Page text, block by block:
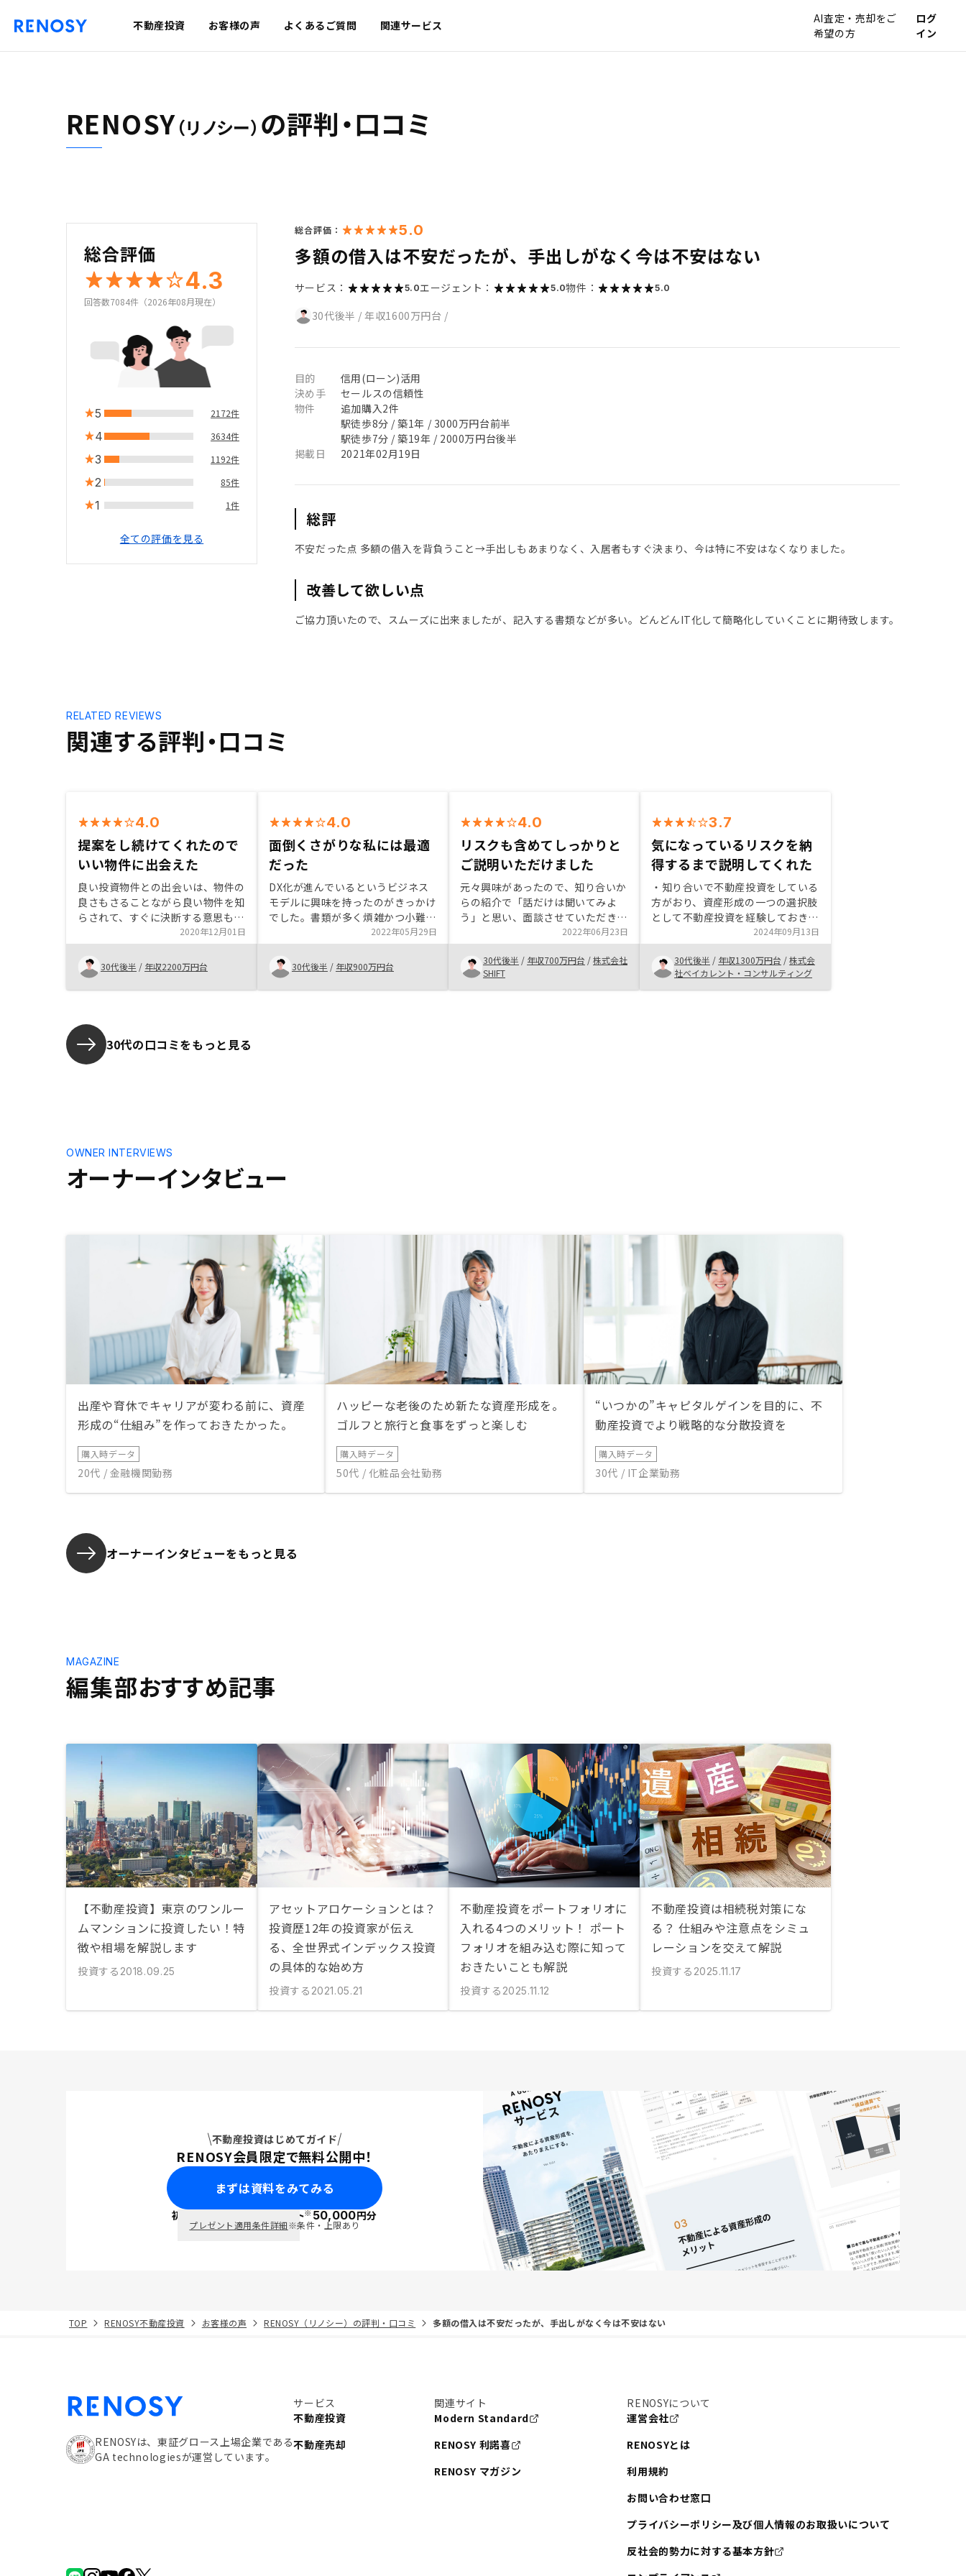
不動産投資 お客様の声 よくあるご質問 関連サービス
AI査定・売却をご
希望の方
ログ
イン
RENOSY（リノシー） の評判・口コミ
総合評価
4.3
回答数7084件（2026年08月現在）
5 2172件
4 3634件
3 1192件
2 85件
1 1件
全ての評価を見る
総合評価： 5.0
多額の借入は不安だったが、手出しがなく今は不安はない
サービス： 5.0エージェント： 5.0物件： 5.0
30代後半 /年収1600万円台 /
目的
信用(ローン)活用
決め手
セールスの信頼性
物件
追加購入2件
駅徒歩8分 / 築1年 / 3000万円台前半
駅徒歩7分 / 築19年 / 2000万円台後半
掲載日
2021年02月19日
総評
不安だった点 多額の借入を背負うこと→手出しもあまりなく、入居者もすぐ決まり、今は特に不安はなくなりました。
改善して欲しい点
ご協力頂いたので、スムーズに出来ましたが、記入する書類などが多い。どんどんIT化して簡略化していくことに期待致します。
関連する評判・口コミ
RELATED REVIEWS
4.0
提案をし続けてくれたので
いい物件に出会えた
良い投資物件との出会いは、物件の
良さもさることながら良い物件を知
らされて、すぐに決断する意思も重
要だと思う。そういう意味では、提
案をし続けてくれたセールスの方に
は感謝しています。価格の透明性が
改善の余地があると思う。幾らで仕
入れて、販売しているのかを知らせ
善するはず。妥当な価格と理解出来
れば、少なくとも自分はもっと購入
を検討できる。
2020年12月01日
30代後半 / 年収2200万円台
4.0
面倒くさがりな私には最適
だった
DX化が進んでいるというビジネス
モデルに興味を持ったのがきっかけ
でした。書類が多く煩雑かつ小難し
い不動産の取引であり、結構手続き
が面倒という印象を持っていました
が、購入から運営、そして売却まで
を一連ででき、運用もシンプルなプ
ランでわかりやすいというのが非常
ないので、もう少し運営数字が見え
2022年05月29日
30代後半 / 年収900万円台
4.0
リスクも含めてしっかりと
ご説明いただけました
元々興味があったので、知り合いか
らの紹介で「話だけは聞いてみよ
う」と思い、面談させていただきま
した。 知識不足も感じていたた
め、自分の勉強のためにもサービス
内容に興味がありました。 実際に
お話を伺ったところリスクを含め不
明点が払拭できたため購入させてい
2022年06月23日
30代後半 / 年収700万円台 /株式会社
SHIFT
3.7
気になっているリスクを納
得するまで説明してくれた
・知り合いで不動産投資をしている
方がおり、資産形成の一つの選択肢
として不動産投資を経験しておきた
かったため ・納得するまで担当者
が説明してくれたため ・購入後の
サービスに重きを置いており、アプ
リが充実していたため ・
2024年09月13日
30代後半 / 年収1300万円台 /株式会
社ベイカレント・コンサルティング
30代の口コミをもっと見る
オーナーインタビュー
OWNER INTERVIEWS
出産や育休でキャリアが変わる前に、資産
形成の“仕組み”を作っておきたかった。
購入時データ
20代 / 金融機関勤務
ハッピーな老後のため新たな資産形成を。
ゴルフと旅行と食事をずっと楽しむ
購入時データ
50代 / 化粧品会社勤務
“いつかの”キャピタルゲインを目的に、不
動産投資でより戦略的な分散投資を
購入時データ
30代 / IT企業勤務
オーナーインタビューをもっと見る
編集部おすすめ記事
MAGAZINE
【不動産投資】東京のワンルー
ムマンションに投資したい！特
徴や相場を解説します
投資する 2018.09.25
アセットアロケーションとは？
投資歴12年の投資家が伝え
る、全世界式インデックス投資
の具体的な始め方
投資する 2021.05.21
不動産投資をポートフォリオに
入れる4つのメリット！ ポート
フォリオを組み込む際に知って
おきたいことも解説
投資する 2025.11.12
不動産投資は相続税対策にな
る？ 仕組みや注意点をシミュ
レーションを交えて解説
投資する 2025.11.17
不動産投資はじめてガイド
RENOSY会員限定で無料公開中！
まずは資料をみてみる
初回面談で ポイント※50,000円分
プレゼント適用条件詳細※条件・上限あり
TOP RENOSY不動産投資 お客様の声 RENOSY（リノシー）の評判・口コミ 多額の借入は不安だったが、手出しがなく今は不安はない
RENOSYは、東証グロース上場企業である
GA technologiesが運営しています。
サービス
不動産投資
不動産売却
関連サイト
Modern Standard
RENOSY 利諾喜
RENOSY マガジン
RENOSYについて
運営会社
RENOSYとは
利用規約
お問い合わせ窓口
プライバシーポリシー及び個人情報のお取扱いについて
反社会的勢力に対する基本方針